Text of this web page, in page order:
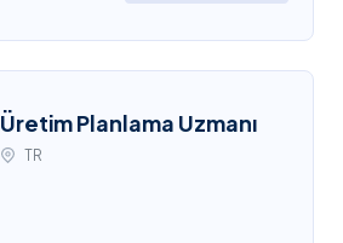
Üretim Planlama Uzmanı
TR